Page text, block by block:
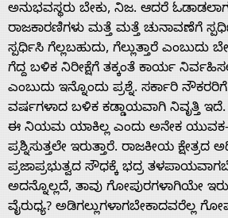
ಅನುಭವಸ್ಥರು ಬೇಕು, ನಿಜ. ಆದರೆ
ರಾಜಕಾರಣಿಗಳು ಮತ್ತೆ ಮತ್ತೆ ಚುನಾವಣೆಗೆ
ಸ್ಪರ್ಧಿಸಿ ಗೆಲ್ಲಬಹುದು, ಗೆಲ್ಲುತ್ತಾರೆ
ಗೆದ್ದ ಬಳಿಕ ನಿರೀಕ್ಷೆಗೆ ತಕ್ಕಂತೆ ಕಾರ್ಯ
ಎಂಬುದು ಇನ್ನೊಂದು ಪ್ರಶ್ನೆ. ಸರ್ಕಾರಿ
ವರ್ಷಗಳಾದ ಬಳಿಕ ಕಡ್ಡಾಯವಾಗಿ ನಿವೃತ್ತಿ
ಈ ನಿಯಮ ಯಾಕಿಲ್ಲ ಎಂದು ಅನೇಕ
ಪ್ರಶ್ನಿಸುತ್ತಲೇ ಇರುತ್ತಾರೆ. ರಾಜಕೀಯ ಕ್ಷೇತ್ರದ
ಪ್ರಜಾಪ್ರಭುತ್ವದ ಸೌಧಕ್ಕೆ ಭದ್ರ
ಅದನ್ನೊಲ್ಲದೆ, ತಾವು ಗೋಪುರಗಳಾಗಿಯೇ
ವೈರುಧ್ಯ? ಅಡಿಗಲ್ಲುಗಳಾಗಬೇಕಾದವರೆಲ್ಲ